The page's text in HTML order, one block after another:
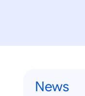
News